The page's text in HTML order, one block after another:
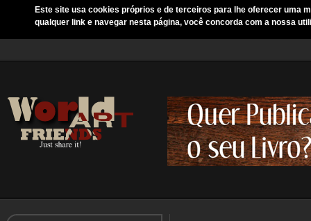
Este site usa cookies próprios e de terceiros para lhe oferecer uma
qualquer link e navegar nesta página, você concorda com a nossa